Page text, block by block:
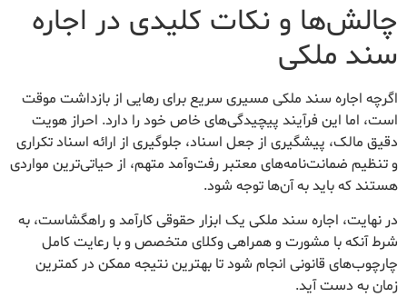
چالش‌ها و نکات کلیدی در اجاره
سند ملکی
اگرچه اجاره سند ملکی مسیری سریع برای رهایی از بازداشت موقت
است، اما این فرآیند پیچیدگی‌های خاص خود را دارد. احراز هویت
دقیق مالک، پیشگیری از جعل اسناد، جلوگیری از ارائه اسناد تکراری
و تنظیم ضمانت‌نامه‌های معتبر رفت‌وآمد متهم، از حیاتی‌ترین مواردی
هستند که باید به آن‌ها توجه شود.
در نهایت، اجاره سند ملکی یک ابزار حقوقی کارآمد و راهگشاست، به
شرط آنکه با مشورت و همراهی وکلای متخصص و با رعایت کامل
چارچوب‌های قانونی انجام شود تا بهترین نتیجه ممکن در کمترین
زمان به دست آید.